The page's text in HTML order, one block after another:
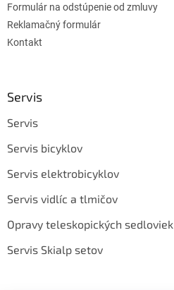
Formulár na odstúpenie od zmluvy
Reklamačný formulár
Kontakt
Servis
Servis
Servis bicyklov
Servis elektrobicyklov
Servis vidlíc a tlmičov
Opravy teleskopických sedloviek
Servis Skialp setov